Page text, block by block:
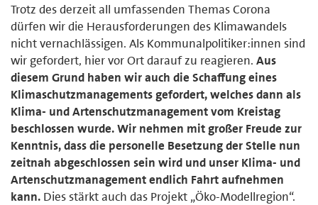
Trotz des derzeit all umfassenden Themas Corona
dürfen wir die Herausforderungen des Klimawandels
nicht vernachlässigen. Als Kommunalpolitiker:innen sind
wir gefordert, hier vor Ort darauf zu reagieren. Aus
diesem Grund haben wir auch die Schaffung eines
Klimaschutzmanagements gefordert, welches dann als
Klima- und Artenschutzmanagement vom Kreistag
beschlossen wurde. Wir nehmen mit großer Freude zur
Kenntnis, dass die personelle Besetzung der Stelle nun
zeitnah abgeschlossen sein wird und unser Klima- und
Artenschutzmanagement endlich Fahrt aufnehmen
kann. Dies stärkt auch das Projekt „Öko-Modellregion“.